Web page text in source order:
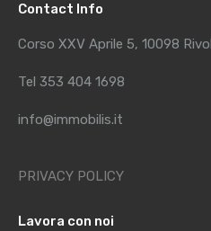
Contact Info
Corso XXV Aprile 5, 10098
Tel 353 404 1698
info@immobilis.it
PRIVACY POLICY
Lavora con noi